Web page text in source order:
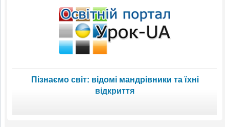
Пізнаємо світ: відомі мандрівники та їхні
відкриття